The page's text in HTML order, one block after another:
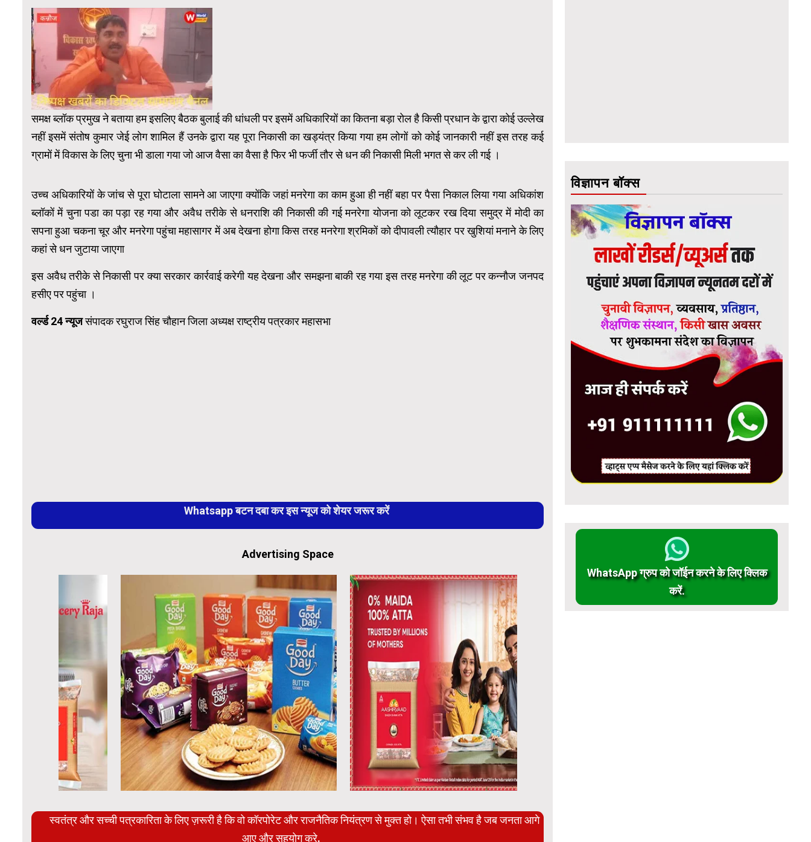
समक्ष ब्लॉक प्रमुख ने बताया हम इसलिए बैठक बुलाई की धांधली पर इसमें अधिकारियों का कितना बड़ा रोल है किसी प्रधान के द्वारा कोई उल्लेख
नहीं इसमें संतोष कुमार जेई लोग शामिल हैं उनके द्वारा यह पूरा निकासी का खड्यंत्र किया गया हम लोगों को कोई जानकारी नहीं इस तरह कई
ग्रामों में विकास के लिए चुना भी डाला गया जो आज वैसा का वैसा है फिर भी फर्जी तौर से धन की निकासी मिली भगत से कर ली गई ।
उच्च अधिकारियों के जांच से पूरा घोटाला सामने आ जाएगा क्योंकि जहां मनरेगा का काम हुआ ही नहीं बहा पर पैसा निकाल लिया गया अधिकांश
ब्लॉकों में चुना पडा का पड़ा रह गया और अवैध तरीके से धनराशि की निकासी की गई मनरेगा योजना को लूटकर रख दिया समुद्र में मोदी का
सपना हुआ चकना चूर और मनरेगा पहुंचा महासागर में अब देखना होगा किस तरह मनरेगा श्रमिकों को दीपावली त्यौहार पर खुशियां मनाने के लिए
कहां से धन जुटाया जाएगा
इस अवैध तरीके से निकासी पर क्या सरकार कार्रवाई करेगी यह देखना और समझना बाकी रह गया इस तरह मनरेगा की लूट पर कन्नौज जनपद
हसीए पर पहुंचा ।
वर्ल्ड 24 न्यूजसंपादक रघुराज सिंह चौहान जिला अध्यक्ष राष्ट्रीय पत्रकार महासभा
Whatsapp बटन दबा कर इस न्यूज को शेयर जरूर करें
Advertising Space
स्वतंत्र और सच्ची पत्रकारिता के लिए ज़रूरी है कि वो कॉरपोरेट और राजनैतिक नियंत्रण से मुक्त हो। ऐसा तभी संभव है जब जनता आगे
आए और सहयोग करे.
विज्ञापन बॉक्स
WhatsApp ग्रुप को जॉईन करने के लिए क्लिक
करें.